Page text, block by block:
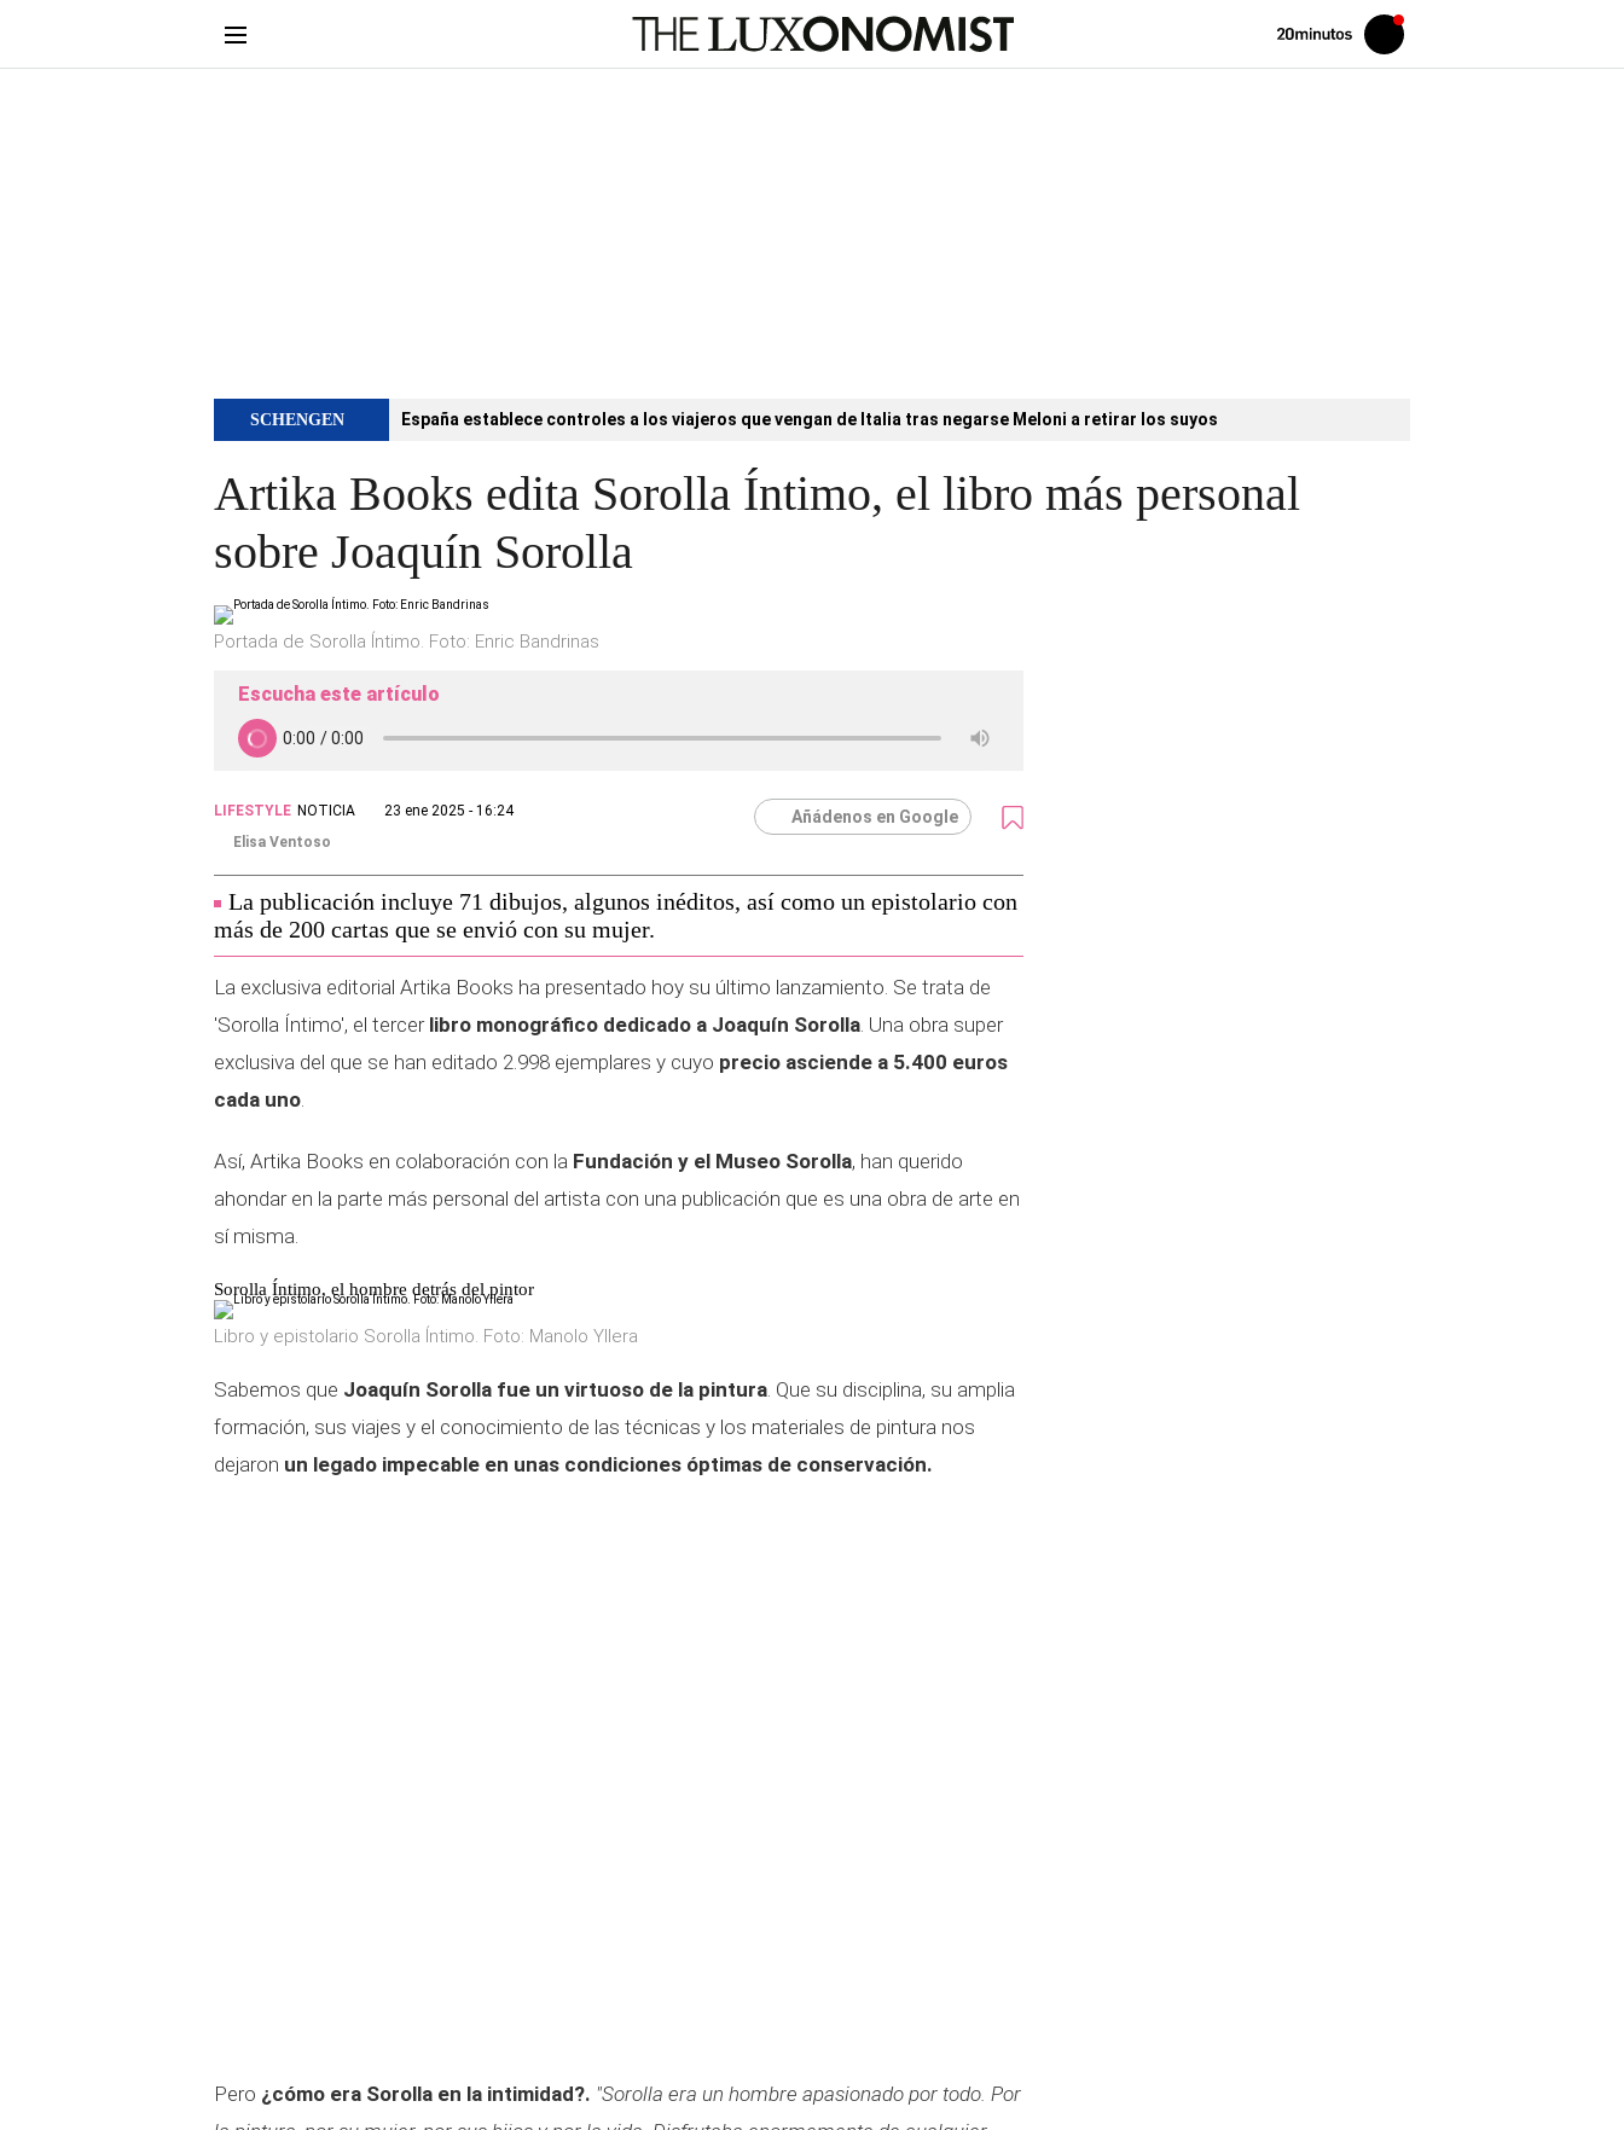
Volver
Iniciar
sesión
SCHENGEN España establece controles a los viajeros que vengan de Italia tras negarse Meloni a retirar los suyos
Artika Books edita Sorolla Íntimo, el libro más personal
sobre Joaquín Sorolla
Portada de Sorolla Íntimo. Foto: Enric Bandrinas
Escucha este artículo
LIFESTYLE NOTICIA
23 ene 2025 - 16:24
Elisa Ventoso
Añádenos en Google
La publicación incluye 71 dibujos, algunos inéditos, así como un epistolario con
más de 200 cartas que se envió con su mujer.
La exclusiva editorial Artika Books ha presentado hoy su último lanzamiento. Se trata de
'Sorolla Íntimo', el tercer libro monográfico dedicado a Joaquín Sorolla. Una obra super
exclusiva del que se han editado 2.998 ejemplares y cuyo precio asciende a 5.400 euros
cada uno.
Así, Artika Books en colaboración con la Fundación y el Museo Sorolla, han querido
ahondar en la parte más personal del artista con una publicación que es una obra de arte en
sí misma.
Sorolla Íntimo, el hombre detrás del pintor
Libro y epistolario Sorolla Íntimo. Foto: Manolo Yllera
Sabemos que Joaquín Sorolla fue un virtuoso de la pintura. Que su disciplina, su amplia
formación, sus viajes y el conocimiento de las técnicas y los materiales de pintura nos
dejaron un legado impecable en unas condiciones óptimas de conservación.
Pero ¿cómo era Sorolla en la intimidad?. "Sorolla era un hombre apasionado por todo. Por